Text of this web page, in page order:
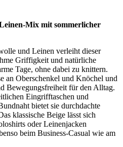
Mix mit sommerlicher
und Leinen verleiht dieser
Griffigkeit und natürliche
Tage, ohne dabei zu knittern.
an Oberschenkel und Knöchel und
Bewegungsfreiheit für den Alltag.
Eingrifftaschen und
bietet sie durchdachte
klassische Beige lässt sich
oder Leinenjacken
beim Business-Casual wie am